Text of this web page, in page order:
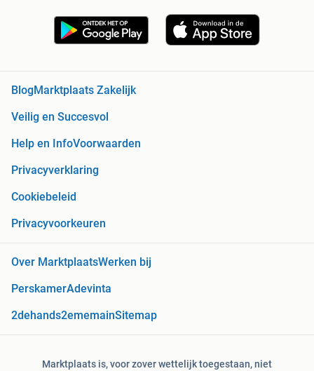
BlogMarktplaats Zakelijk
Veilig en Succesvol
Help en InfoVoorwaarden
Privacyverklaring
Cookiebeleid
Privacyvoorkeuren
Over MarktplaatsWerken bij
PerskamerAdevinta
2dehands2ememainSitemap
Marktplaats is, voor zover wettelijk toegestaan, niet